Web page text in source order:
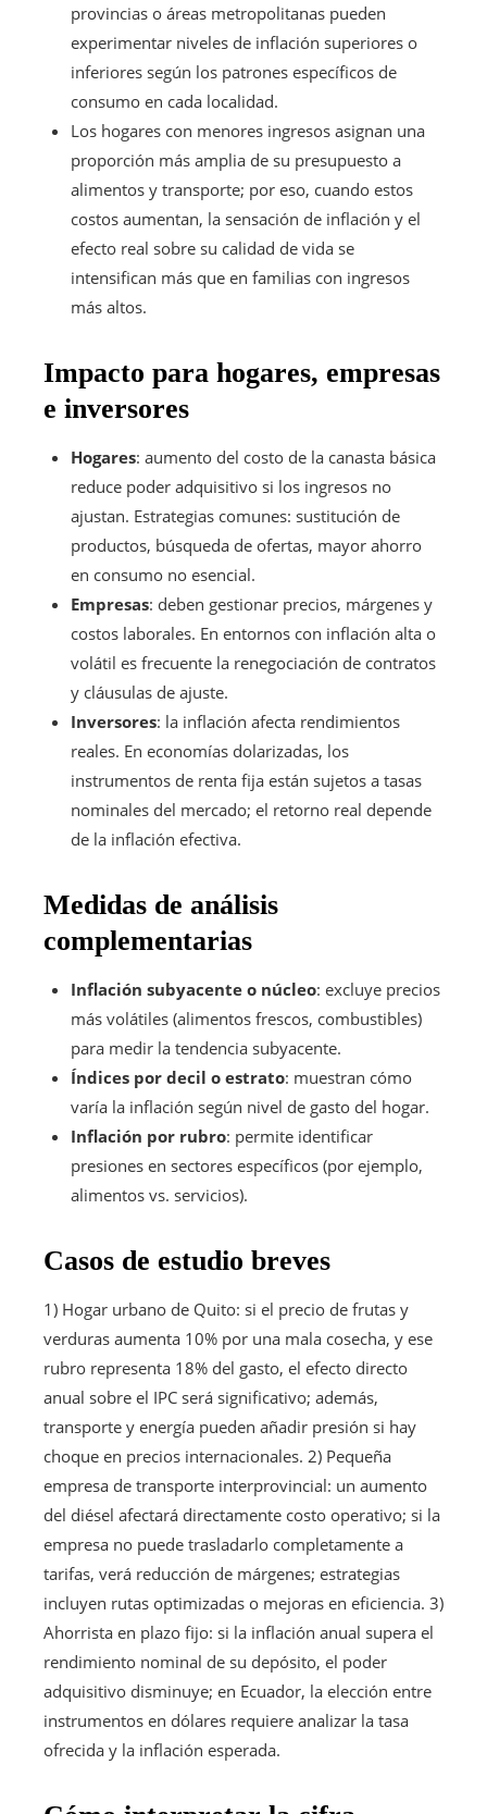
provincias o áreas metropolitanas pueden
experimentar niveles de inflación superiores o
inferiores según los patrones específicos de
consumo en cada localidad.
Los hogares con menores ingresos asignan una
proporción más amplia de su presupuesto a
alimentos y transporte; por eso, cuando estos
costos aumentan, la sensación de inflación y el
efecto real sobre su calidad de vida se
intensifican más que en familias con ingresos
más altos.
Impacto para hogares, empresas
e inversores
Hogares: aumento del costo de la canasta básica
reduce poder adquisitivo si los ingresos no
ajustan. Estrategias comunes: sustitución de
productos, búsqueda de ofertas, mayor ahorro
en consumo no esencial.
Empresas: deben gestionar precios, márgenes y
costos laborales. En entornos con inflación alta o
volátil es frecuente la renegociación de contratos
y cláusulas de ajuste.
Inversores: la inflación afecta rendimientos
reales. En economías dolarizadas, los
instrumentos de renta fija están sujetos a tasas
nominales del mercado; el retorno real depende
de la inflación efectiva.
Medidas de análisis
complementarias
Inflación subyacente o núcleo: excluye precios
más volátiles (alimentos frescos, combustibles)
para medir la tendencia subyacente.
Índices por decil o estrato: muestran cómo
varía la inflación según nivel de gasto del hogar.
Inflación por rubro: permite identificar
presiones en sectores específicos (por ejemplo,
alimentos vs. servicios).
Casos de estudio breves
1) Hogar urbano de Quito: si el precio de frutas y
verduras aumenta 10% por una mala cosecha, y ese
rubro representa 18% del gasto, el efecto directo
anual sobre el IPC será significativo; además,
transporte y energía pueden añadir presión si hay
choque en precios internacionales. 2) Pequeña
empresa de transporte interprovincial: un aumento
del diésel afectará directamente costo operativo; si la
empresa no puede trasladarlo completamente a
tarifas, verá reducción de márgenes; estrategias
incluyen rutas optimizadas o mejoras en eficiencia. 3)
Ahorrista en plazo fijo: si la inflación anual supera el
rendimiento nominal de su depósito, el poder
adquisitivo disminuye; en Ecuador, la elección entre
instrumentos en dólares requiere analizar la tasa
ofrecida y la inflación esperada.